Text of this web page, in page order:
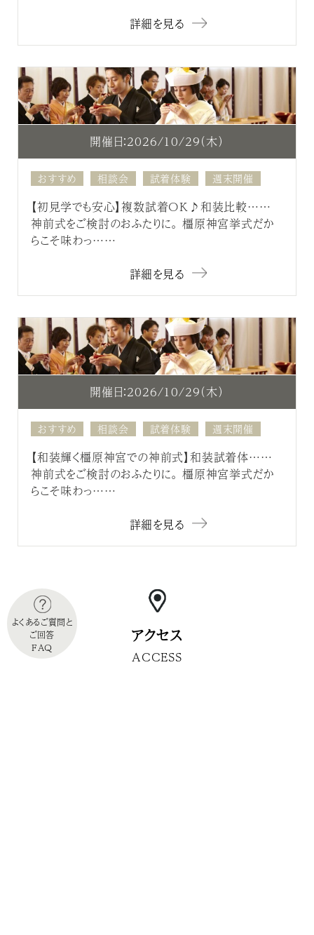
詳細を見る
開催日：2026/10/29（木）
おすすめ 相談会 試着体験 週末開催
【初見学でも安心】複数試着OK♪和装比較……
神前式をご検討のおふたりに。 橿原神宮挙式だか
らこそ味わっ……
詳細を見る
開催日：2026/10/29（木）
おすすめ 相談会 試着体験 週末開催
【和装輝く橿原神宮での神前式】和装試着体……
神前式をご検討のおふたりに。 橿原神宮挙式だか
らこそ味わっ……
詳細を見る
アクセス
ACCESS
よくあるご質問と
ご回答
FAQ